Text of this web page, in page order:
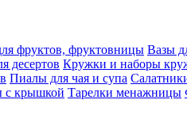
фруктов, фруктовницы Вазы
десертов Кружки и наборы
Пиалы для чая и супа
крышкой Тарелки менажницы